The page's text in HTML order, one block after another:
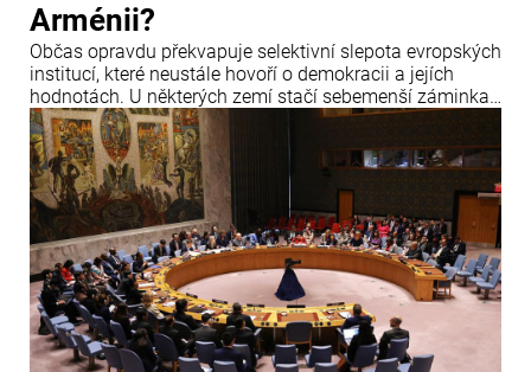
Arménii?
Občas opravdu překvapuje selektivní slepota evropských
institucí, které neustále hovoří o demokracii a jejích
hodnotách. U některých zemí stačí sebemenší záminka,
aby zazněla obvinění, hrozby sankcemi a hlasitá
prohlášení o krizi demokracie.